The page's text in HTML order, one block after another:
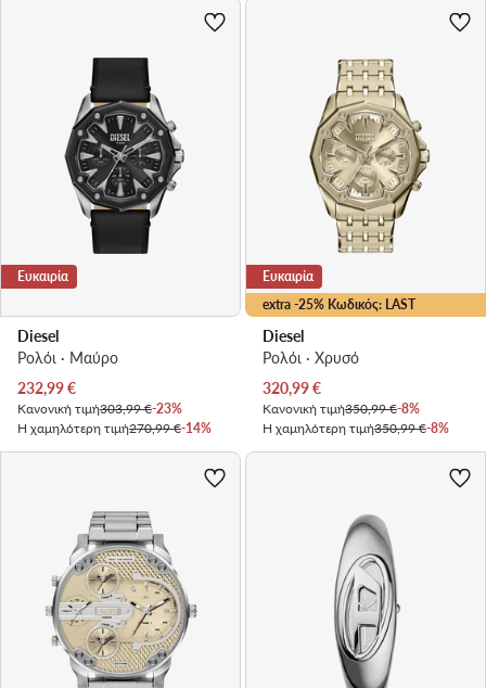
Ευκαιρία
Diesel
Ρολόι · Μαύρο
Τρέχουσα τιμή
232,99€
Κανονική τιμή303,99 €-23%
Η χαμηλότερη τιμή270,99 €-14%
extra -25% Κωδικός: LAST
Ευκαιρία
Diesel
Ρολόι · Χρυσό
Τρέχουσα τιμή
320,99€
Κανονική τιμή350,99 €-8%
Η χαμηλότερη τιμή350,99 €-8%